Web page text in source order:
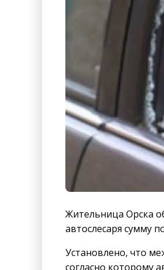
Жительница Орска
автослесаря сумму
Установлено, что
согласно которому